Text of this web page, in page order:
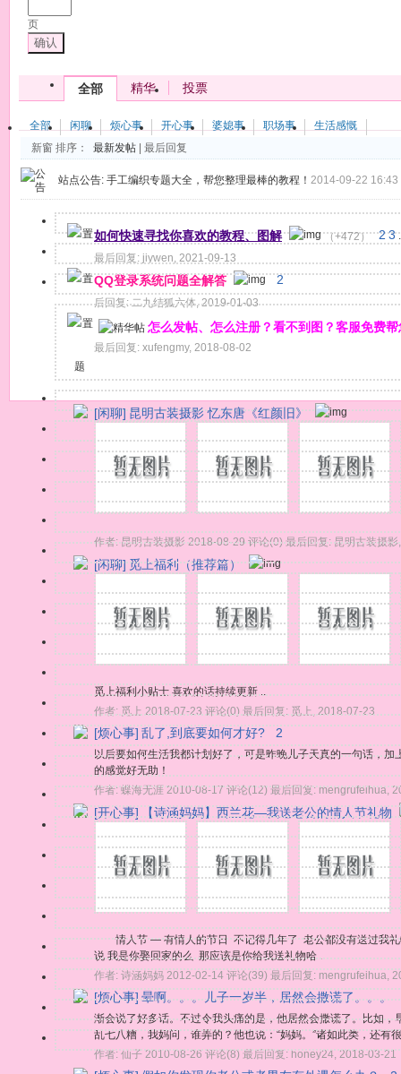
页
确认
全部 精华 投票
全部 闲聊 烦心事 开心事 婆媳事 职场事
生活感慨
新窗 排序： 最新发帖 | 最后回复
站点公告: 手工编织专题大全，帮您整理最棒的教程！ 2014-09-22 16:43
如何快速寻找你喜欢的教程、图解 （+472） 23
最后回复: jiywen 2021-09-13
QQ登录系统问题全解答 2
后回复:二九结狐六体,2019-01-03
怎么发帖、怎么注册？看不到图？客服免费
最后回复: xufengmy, 2018-08-02
题
[闲聊] 昆明古装摄影 忆东唐《红颜旧》
作者:昆明古装摄影 2018-08-29 评论(0) 最后回复:昆明古装摄影
[闲聊] 觅上福利（推荐篇）
觅上福利小贴士 喜欢的话持续更新...
作者: 觅上 2018-07-23 评论(0) 最后回复: 觅上 2018-07-23
[烦心事] 乱了,到底要如何才好? 2
以后要如何生活我都计划好了，可是昨晚儿子天真的一句话，
的感觉好无助！
作者:蝶海无涯 2010-08-17 评论(12) 最后回复:mengrufeihua,
[开心事]【诗涵妈妈】西兰花—我送老公的情人节礼物
情人节 — 有情人的节日 不记得几年了 老公都没有送过我礼
说 我是你娶回家的么 那应该是你给我送礼物哈 ..
作者: 诗涵妈妈 2012-02-14 评论(39) 最后回复: mengrufeihua
[烦心事]晕啊。。。儿子一岁半，居然会撒谎了。。。
渐会说了好多话。不过令我头痛的是，他居然会撒谎了。比如
乱七八糟，我妈问，谁弄的？他也说：“妈妈。”诸如此类，还有
作者:仙子 2010-08-26 评论(8) 最后回复:honey24,2018-03-21